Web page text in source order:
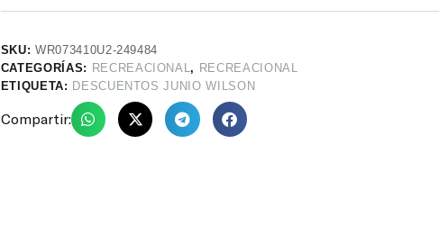
SKU:WR073410U2-249484
CATEGORÍAS: RECREACIONAL, RECREACIONAL
ETIQUETA: DESCUENTOS JUNIO WILSON
Compartir: